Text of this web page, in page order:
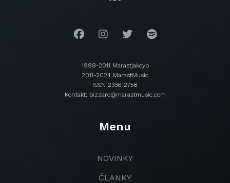
1999-2011 Marastjakcyp
2011-2024 MarastMusic
ISSN 2336-2758
Kontakt: bizzaro@marastmusic.com
Menu
NOVINKY
ČLANKY